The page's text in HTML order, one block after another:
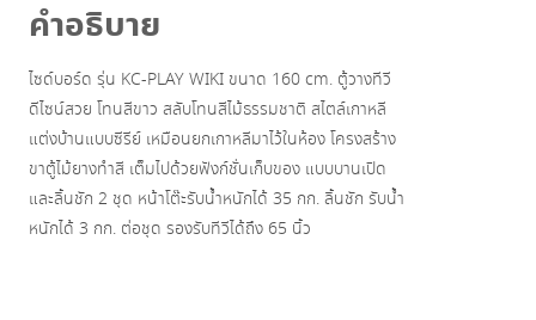
คำอธิบาย
ไซด์บอร์ด รุ่น KC-PLAY WIKI ขนาด 160 cm. ตู้วางทีวี
ดีไซน์สวย โทนสีขาว สลับโทนสีไม้ธรรมชาติ สไตล์เกาหลี
แต่งบ้านแบบซีรีย์ เหมือนยกเกาหลีมาไว้ในห้อง โครงสร้าง
ขาตู้ไม้ยางทำสี เต็มไปด้วยฟังก์ชั่นเก็บของ แบบบานเปิด
และลิ้นชัก 2 ชุด หน้าโต๊ะรับน้ำหนักได้ 35 กก. ลิ้นชัก รับน้ำ
หนักได้ 3 กก. ต่อชุด รองรับทีวีได้ถึง 65 นิ้ว